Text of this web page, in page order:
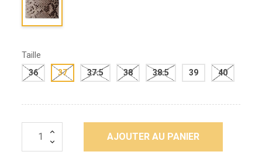
Taille
36
37 37.5 38 38.5 39 40
AJOUTER AU PANIER